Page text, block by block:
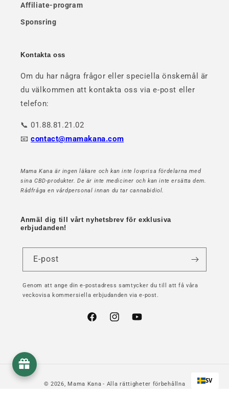
Affiliate-program
Sponsring
Kontakta oss
Om du har några frågor eller speciella önskemål är
du välkommen att kontakta oss via e-post eller
telefon:
📞 01.88.81.21.02
📧contact@mamakana.com
Mama Kana är ingen läkare och kan inte lovprisa fördelarna med
sina CBD-produkter. De är inte mediciner och kan inte ersätta dem.
Rådfråga en vårdpersonal innan du tar cannabidiol.
Anmäl dig till vårt nyhetsbrev för exklusiva
erbjudanden!
E-post
Genom att ange din e-postadress samtycker du till att få våra
veckovisa kommersiella erbjudanden via e-post.
FacebookInstagramYouTube
© 2026, Mama Kana - Alla rättigheter förbehållna SV